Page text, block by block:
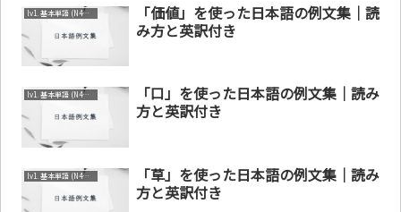
lv1. 基本単語 (N4～N5)
「価値」を使った日本語の例文集｜読
み方と英訳付き
lv1. 基本単語 (N4～N5)
「口」を使った日本語の例文集｜読み
方と英訳付き
lv1. 基本単語 (N4～N5)
「草」を使った日本語の例文集｜読み
方と英訳付き